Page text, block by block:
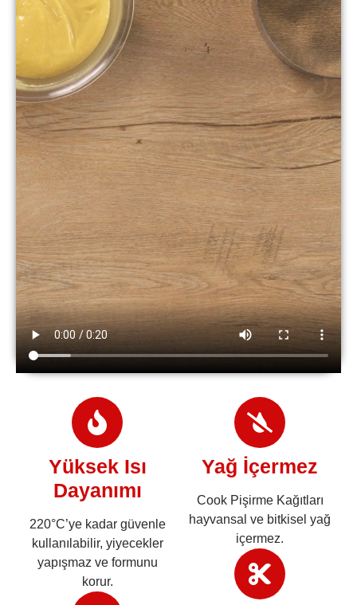
Yüksek Isı
Dayanımı
220°C’ye kadar güvenle
kullanılabilir, yiyecekler
yapışmaz ve formunu
korur.
Yağ İçermez
Cook Pişirme Kağıtları
hayvansal ve bitkisel yağ
içermez.